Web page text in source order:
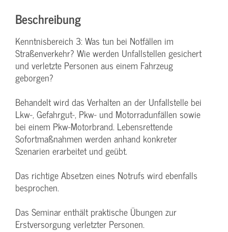
Beschreibung
Kenntnisbereich 3: Was tun bei Notfällen im
Straßenverkehr? Wie werden Unfallstellen gesichert
und verletzte Personen aus einem Fahrzeug
geborgen?
Behandelt wird das Verhalten an der Unfallstelle bei
Lkw-, Gefahrgut-, Pkw- und Motorradunfällen sowie
bei einem Pkw-Motorbrand. Lebensrettende
Sofortmaßnahmen werden anhand konkreter
Szenarien erarbeitet und geübt.
Das richtige Absetzen eines Notrufs wird ebenfalls
besprochen.
Das Seminar enthält praktische Übungen zur
Erstversorgung verletzter Personen.